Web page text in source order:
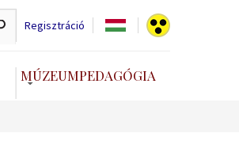
Regisztráció
MÚZEUMPEDAGÓGIA